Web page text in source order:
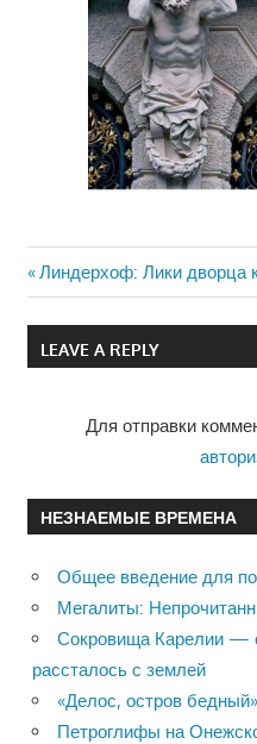
Навигация
по
Previous
Post:
Линдерхоф: Лики дворца
LEAVE A REPLY
Для отправки
НЕЗНАЕМЫЕ ВРЕМЕНА
Общее введение для
Мегалиты:
Сокровища Карелии —
рассталось с землей
«Делос, остров
Петроглифы на